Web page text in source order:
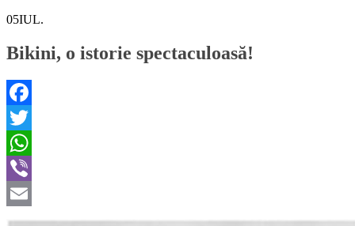
05IUL.
Bikini, o istorie spectaculoasă!
Facebook
Twitter
WhatsApp
Viber
Email